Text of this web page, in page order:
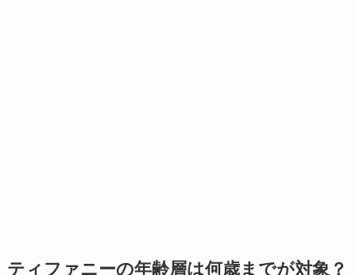
ティファニーの年齢層は何歳までが対象？